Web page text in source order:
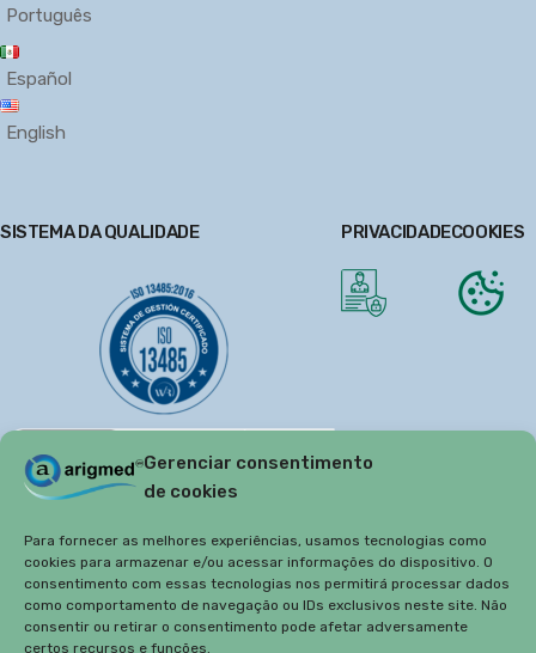
Gerenciar consentimento
de cookies
Para fornecer as melhores experiências, usamos tecnologias como
cookies para armazenar e/ou acessar informações do dispositivo. O
consentimento com essas tecnologias nos permitirá processar dados
como comportamento de navegação ou IDs exclusivos neste site. Não
consentir ou retirar o consentimento pode afetar adversamente
certos recursos e funções.
Português
Español
English
SISTEMA DA QUALIDADE PRIVACIDADECOOKIES